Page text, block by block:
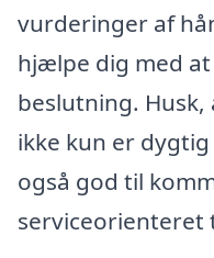
vurderinger af
hjælpe dig med
beslutning.
ikke kun er
også god til
serviceorienteret